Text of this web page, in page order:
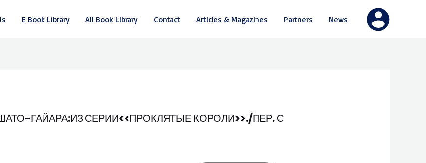
E Book Library All Book Library Contact Articles & Magazines Partners News
ГАЙАРА:ИЗ СЕРИИ<<ПРОКЛЯТЫЕ КОРОЛИ>>./ПЕР. С